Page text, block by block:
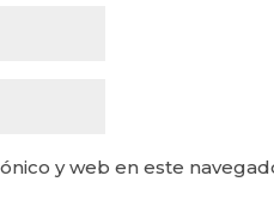
y web en este